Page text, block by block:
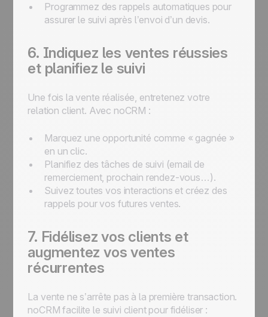
Programmez des rappels automatiques pour
assurer le suivi après l’envoi d’un devis.
6. Indiquez les ventes réussies
et planifiez le suivi
Une fois la vente réalisée, entretenez votre
relation client. Avec noCRM :
Marquez une opportunité comme « gagnée »
en un clic.
Planifiez des tâches de suivi (email de
remerciement, prochain rendez-vous…).
Suivez toutes vos interactions et créez des
rappels pour vos futures ventes.
7. Fidélisez vos clients et
augmentez vos ventes
récurrentes
La vente ne s’arrête pas à la première transaction.
noCRM facilite le suivi client pour fidéliser :